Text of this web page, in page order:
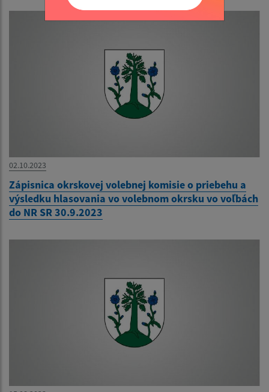
02.10.2023
Zápisnica okrskovej volebnej komisie o priebehu a
výsledku hlasovania vo volebnom okrsku vo voľbách
do NR SR 30.9.2023